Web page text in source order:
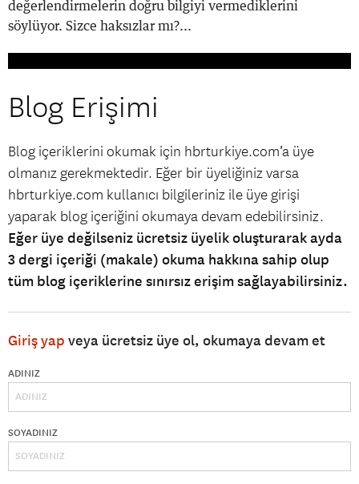
değerlendirmelerin doğru bilgiyi vermediklerini
söylüyor. Sizce haksızlar mı?...
Blog Erişimi
Blog içeriklerini okumak için hbrturkiye.com’a üye
olmanız gerekmektedir. Eğer bir üyeliğiniz varsa
hbrturkiye.com kullanıcı bilgileriniz ile üye girişi
yaparak blog içeriğini okumaya devam edebilirsiniz.
Eğer üye değilseniz ücretsiz üyelik oluşturarak ayda
3 dergi içeriği (makale) okuma hakkına sahip olup
tüm blog içeriklerine sınırsız erişim sağlayabilirsiniz.
Giriş yap veya ücretsiz üye ol, okumaya devam et
ADINIZ
SOYADINIZ